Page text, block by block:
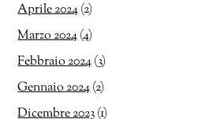
Aprile 2024(2)
Marzo 2024(4)
Febbraio 2024(3)
Gennaio 2024(2)
Dicembre 2023(1)